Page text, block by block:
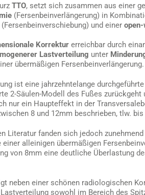
TTO, setzt sich zusammen aus einer
(Fersenbeinverlängerung) in
(Fersenbeinverschiebung) und einer
Korrektur erreichbar durch
Lastverteilung unter
übermäßigen Fersenbeinverlängerung.
ist eine jahrzehntelange
2-Säulen-Modell des Fußes
nur ein Haupteffekt in der
8 und 12mm beschrieben, tlw. bis
Literatur fanden sich jedoch
alleinigen übermäßigen
von 8mm eine deutliche Überlastung
neben einer schönen radiologischen
sowohl im Bereich des